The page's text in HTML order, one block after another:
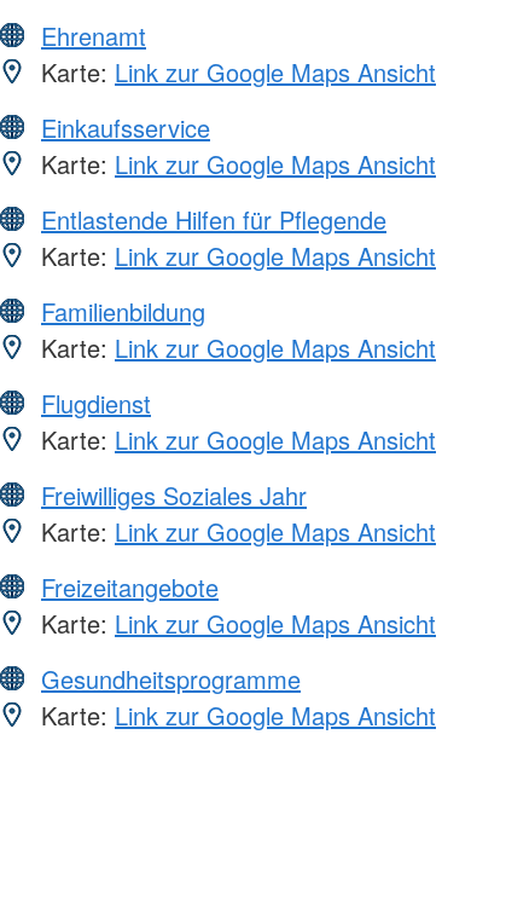
Ehrenamt
Karte: Link zur Google Maps Ansicht
Einkaufsservice
Karte: Link zur Google Maps Ansicht
Entlastende Hilfen für Pflegende
Karte: Link zur Google Maps Ansicht
Familienbildung
Karte: Link zur Google Maps Ansicht
Flugdienst
Karte: Link zur Google Maps Ansicht
Freiwilliges Soziales Jahr
Karte: Link zur Google Maps Ansicht
Freizeitangebote
Karte: Link zur Google Maps Ansicht
Gesundheitsprogramme
Karte: Link zur Google Maps Ansicht